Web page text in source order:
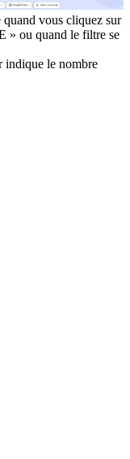
quand vous cliquez sur
ou quand le filtre se
indique le nombre